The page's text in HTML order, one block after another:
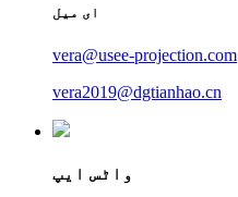
ای میل
vera@usee-projection.com
vera2019@dgtianhao.cn
واٹس ایپ